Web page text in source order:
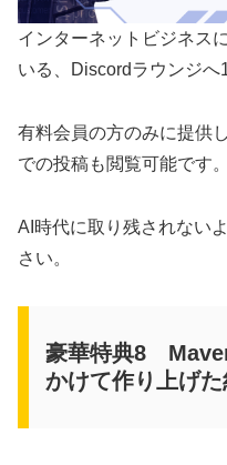
インターネットビジネス
いる、Discordラウンジへ
有料会員の方のみに提供
での投稿も閲覧可能です。
AI時代に取り残されない
さい。
豪華特典8
かけて作り上げた